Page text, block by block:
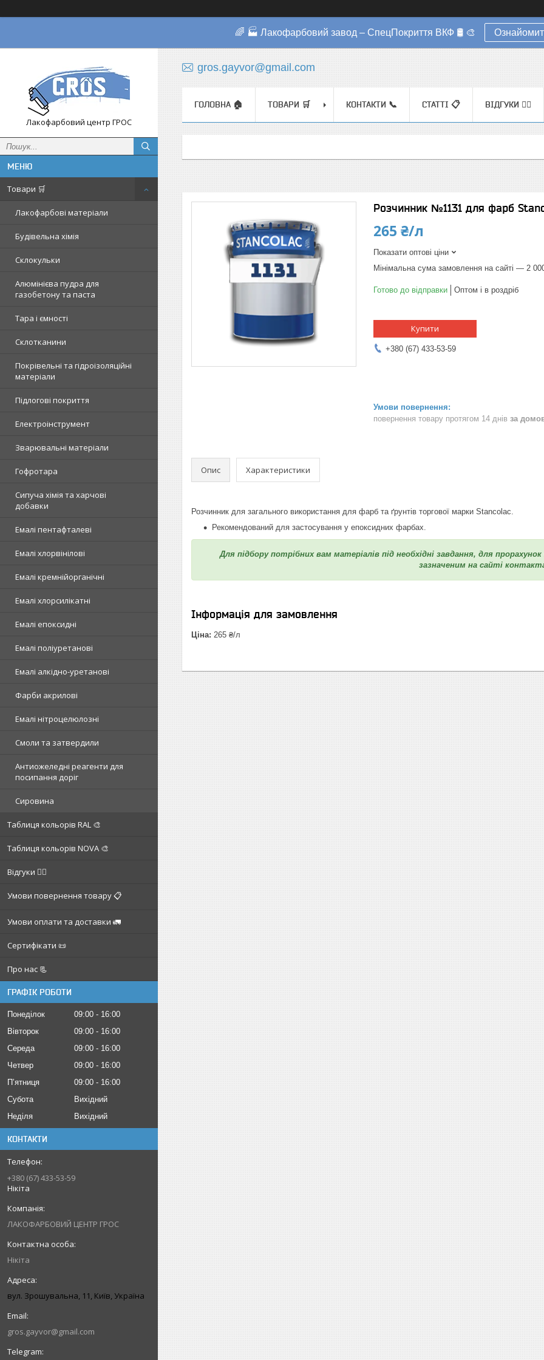
🌈 🏭 Лакофарбовий завод – СпецПокриття ВКФ 🛢️ 🎨
Лакофарбовий центр ГРОС
Товари 🛒
Лакофарбові матеріали
Будівельна хімія
Склокульки
Алюмінієва пудра для
газобетону та паста
Тара і ємності
Склотканини
Покрівельні та гідроізоляційні
матеріали
Підлогові покриття
Електроінструмент
Зварювальні матеріали
Гофротара
Сипуча хімія та харчові
добавки
Емалі пентафталеві
Емалі хлорвінілові
Емалі кремнійорганічні
Емалі хлорсилікатні
Емалі епоксидні
Емалі поліуретанові
Емалі алкідно-уретанові
Фарби акрилові
Емалі нітроцелюлозні
Смоли та затвердили
Антиожеледні реагенти для
посипання доріг
Сировина
Таблиця кольорів RAL 🎨
Таблиця кольорів NOVA 🎨
Відгуки ✍🏼
Умови повернення товару 📋
Умови оплати та доставки 🚛
Сертифікати 📜
Про нас 📃
ГРАФІК РОБОТИ
Понеділок 09:00
16:00
Вівторок
09:00
16:00
Середа
09:00
16:00
Четвер
09:00
16:00
Пʼятниця
09:00
16:00
Субота
Вихідний
Неділя
Вихідний
КОНТАКТИ
+380 (67) 433-53-59
Нікіта
ЛАКОФАРБОВИЙ ЦЕНТР ГРОС
Нікіта
вул. Зрошувальна, 11, Київ, Україна
gros.gayvor@gmail.com
gros.gayvor@gmail.com
ГОЛОВНА 🏠 ТОВАРИ 🛒 КОНТАКТИ 📞 СТАТТІ 📋 ВІДГУКИ ✍🏼
Розчинник №1131 для фарб
265 ₴/л
Показати оптові ціни
Мінімальна сума замовлення на сайті — 2
Готово до відправки Оптом і в роздріб
Купити
+380 (67) 433-53-59
повернення товару протягом 14 днів за
Опис Характеристики
Розчинник для загального використання для фарб та ґрунтів торгової марки Stancolac.
Рекомендований для застосування у епоксидних фарбах.
Для підбору потрібних вам матеріалів під необхідні завдання, для
зазначеним на сайті
Інформація для замовлення
Ціна: 265 ₴/л